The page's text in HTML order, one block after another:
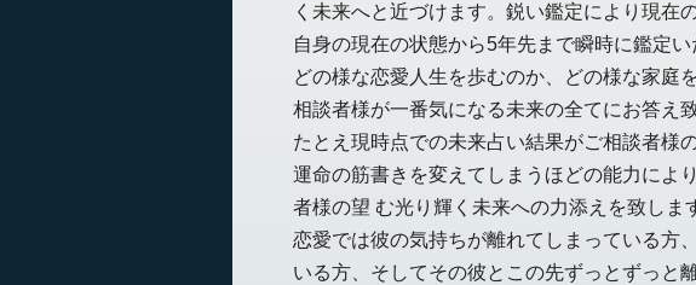
く未来へと近づけます。鋭い鑑定により現在
自身の現在の状態から5年先まで瞬時に鑑定
どの様な恋愛人生を歩むのか、どの様な家
相談者様が一番気になる未来の全てにお答え致
たとえ現時点での未来占い結果がご相談者様
運命の筋書きを変えてしまうほどの能力によ
者様の望 む光り輝く未来への力添えを致しま
恋愛では彼の気持ちが離れてしまっている方
いる方、そしてその彼とこの先ずっとずっと